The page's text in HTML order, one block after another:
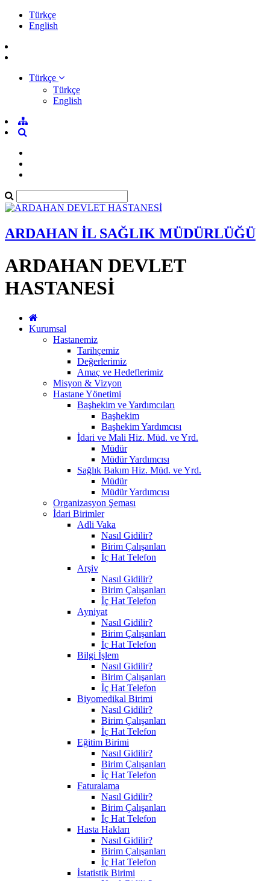
Türkçe
English
Türkçe
Türkçe
English
ARDAHAN İL SAĞLIK MÜDÜRLÜĞÜ
ARDAHAN DEVLET
HASTANESİ
Kurumsal
Hastanemiz
Tarihçemiz
Değerlerimiz
Amaç ve Hedeflerimiz
Misyon & Vizyon
Hastane Yönetimi
Başhekim ve Yardımcıları
Başhekim
Başhekim Yardımcısı
İdari ve Mali Hiz. Müd. ve Yrd.
Müdür
Müdür Yardımcısı
Sağlık Bakım Hiz. Müd. ve Yrd.
Müdür
Müdür Yardımcısı
Organizasyon Şeması
İdari Birimler
Adli Vaka
Nasıl Gidilir?
Birim Çalışanları
İç Hat Telefon
Arşiv
Nasıl Gidilir?
Birim Çalışanları
İç Hat Telefon
Ayniyat
Nasıl Gidilir?
Birim Çalışanları
İç Hat Telefon
Bilgi İşlem
Nasıl Gidilir?
Birim Çalışanları
İç Hat Telefon
Biyomedikal Birimi
Nasıl Gidilir?
Birim Çalışanları
İç Hat Telefon
Eğitim Birimi
Nasıl Gidilir?
Birim Çalışanları
İç Hat Telefon
Faturalama
Nasıl Gidilir?
Birim Çalışanları
İç Hat Telefon
Hasta Hakları
Nasıl Gidilir?
Birim Çalışanları
İç Hat Telefon
İstatistik Birimi